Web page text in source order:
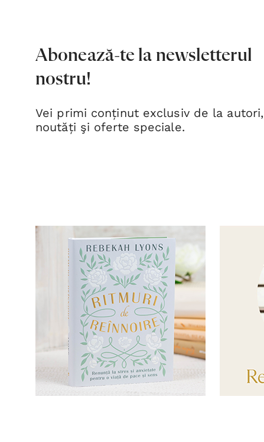
Abonează-te la newsletterul
nostru!
Vei primi conținut exclusiv de la autori,
noutăți şi oferte speciale.